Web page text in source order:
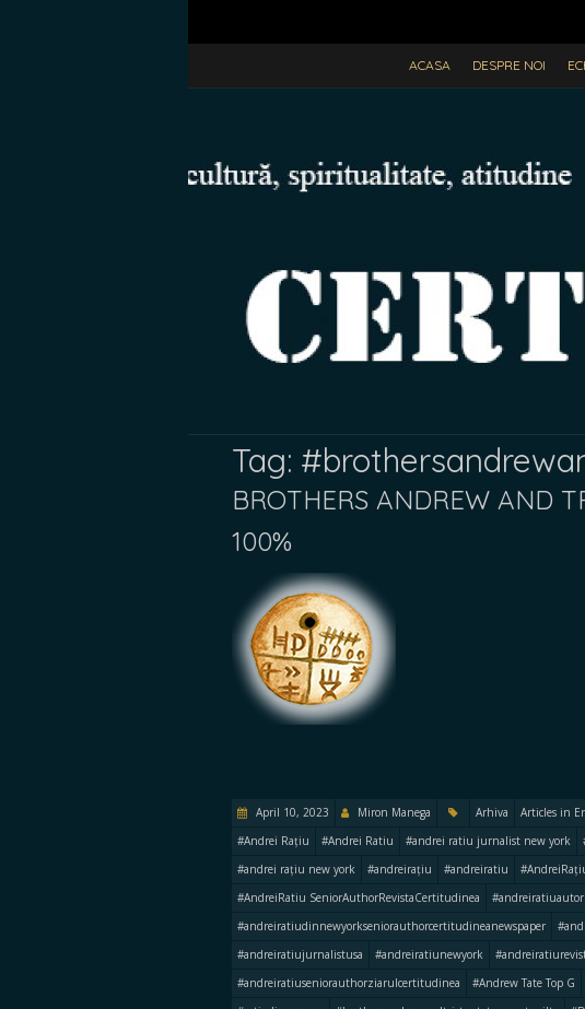
ACASA DESPRE NOI
Tag:
BROTHERS ANDREW AND
100%
April 10, 2023 Miron Manega Arhiva Articles in
#Andrei Rațiu
#Andrei Ratiu #andrei ratiu jurnalist new york
#andrei rațiu new york
#andreirațiu #andreiratiu
#AndreiRatiu SeniorAuthorRevistaCertitudinea
#andreiratiudinnewyorkseniorauthorcertitudineanewspaper
#andreiratiujurnalistusa
#andreiratiunewyork
#andreiratiuseniorauthorziarulcertitudinea
#Andrew Tate Top G